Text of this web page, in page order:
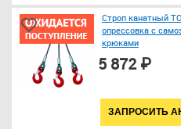
Строп канатный
опрессовка с
крюками
5 872 ₽
ЗАПРОСИТЬ